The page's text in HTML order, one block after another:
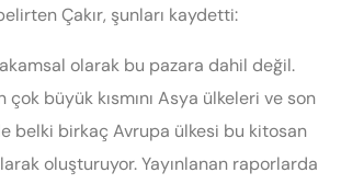
Çakır, şunları kaydetti:
olarak bu pazara dahil değil.
çok büyük kısmını Asya ülkeleri ve son
belki birkaç Avrupa ülkesi bu kitosan
oluşturuyor. Yayınlanan raporlarda